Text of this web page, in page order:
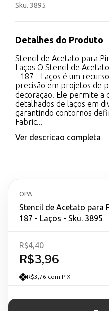
Sku. 3895
Detalhes do Produto
Stencil de Acetato para
Laços O Stencil de
- 187 - Laços é um
precisão em projetos de
decoração. Ele permite a
detalhados de laços em
garantindo contornos
Fabric...
Ver descricao completa
OPA
Stencil de Acetato para
187 - Laços - Sku. 3895
R$3,96
R$4,40
R$3,76 com PIX